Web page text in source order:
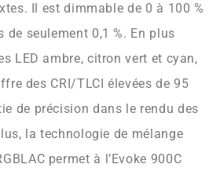
Il est dimmable de 0 à 100 %
de seulement 0,1 %. En plus
LED ambre, citron vert et cyan,
des CRI/TLCI élevées de 95
de précision dans le rendu des
la technologie de mélange
permet à l’Evoke 900C